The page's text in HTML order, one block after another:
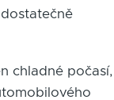
chladné počasí,